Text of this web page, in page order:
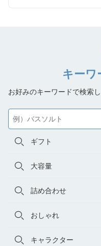
キーワ
お好みのキーワードで検索
ギフト
大容量
詰め合わせ
おしゃれ
キャラクター